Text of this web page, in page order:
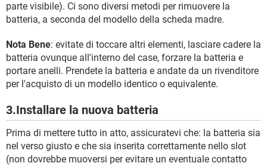
parte visibile). Ci sono diversi metodi per rimuovere la
batteria, a seconda del modello della scheda madre.
Nota Bene: evitate di toccare altri elementi, lasciare cadere la
batteria ovunque all'interno del case, forzare la batteria e
portare anelli. Prendete la batteria e andate da un rivenditore
per l'acquisto di un modello identico o equivalente.
3.Installare la nuova batteria
Prima di mettere tutto in atto, assicuratevi che: la batteria sia
nel verso giusto e che sia inserita correttamente nello slot
(non dovrebbe muoversi per evitare un eventuale contatto